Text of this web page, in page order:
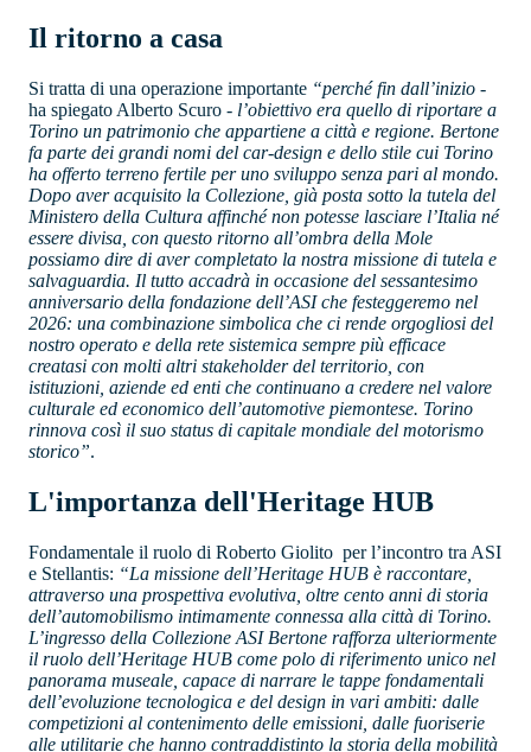
Il ritorno a casa
Si tratta di una operazione importante “perché fin dall’inizio -
ha spiegato Alberto Scuro - l’obiettivo era quello di riportare a
Torino un patrimonio che appartiene a città e regione. Bertone
fa parte dei grandi nomi del car-design e dello stile cui Torino
ha offerto terreno fertile per uno sviluppo senza pari al mondo.
Dopo aver acquisito la Collezione, già posta sotto la tutela del
Ministero della Cultura affinché non potesse lasciare l’Italia né
essere divisa, con questo ritorno all’ombra della Mole
possiamo dire di aver completato la nostra missione di tutela e
salvaguardia. Il tutto accadrà in occasione del sessantesimo
anniversario della fondazione dell’ASI che festeggeremo nel
2026: una combinazione simbolica che ci rende orgogliosi del
nostro operato e della rete sistemica sempre più efficace
creatasi con molti altri stakeholder del territorio, con
istituzioni, aziende ed enti che continuano a credere nel valore
culturale ed economico dell’automotive piemontese. Torino
rinnova così il suo status di capitale mondiale del motorismo
storico”.
L'importanza dell'Heritage HUB
Fondamentale il ruolo di Roberto Giolito per l’incontro tra ASI
e Stellantis: “La missione dell’Heritage HUB è raccontare,
attraverso una prospettiva evolutiva, oltre cento anni di storia
dell’automobilismo intimamente connessa alla città di Torino.
L’ingresso della Collezione ASI Bertone rafforza ulteriormente
il ruolo dell’Heritage HUB come polo di riferimento unico nel
panorama museale, capace di narrare le tappe fondamentali
dell’evoluzione tecnologica e del design in vari ambiti: dalle
competizioni al contenimento delle emissioni, dalle fuoriserie
alle utilitarie che hanno contraddistinto la storia della mobilità